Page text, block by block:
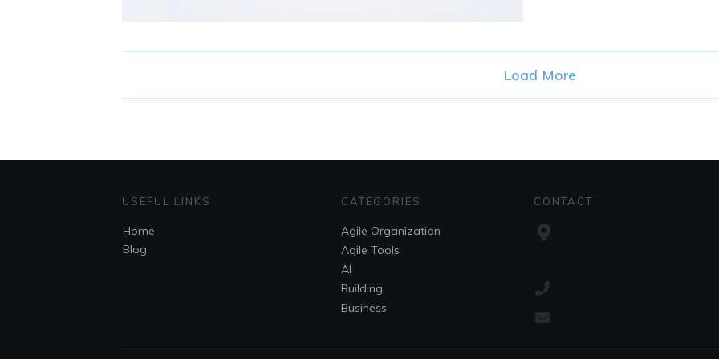
Load More
USEFUL LINKS
Home
Blog
CATEGORIES
Agile Organization
Agile Tools
AI
Building
Business
CONTACT